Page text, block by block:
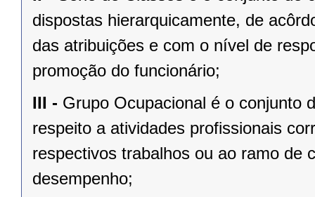
dispostas hierarquicamente, de
das atribuições e com o nível de
promoção do funcionário;
III - Grupo Ocupacional é o conjunto
respeito a atividades profissionais
respectivos trabalhos ou ao ramo de
desempenho;